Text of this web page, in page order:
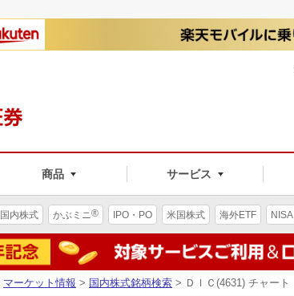
商品 サービス
国内株式 かぶミニ® IPO・PO 米国株式 海外ETF NISA
マーケット情報 > 国内株式銘柄検索 > ＤＩＣ(4631) チャート